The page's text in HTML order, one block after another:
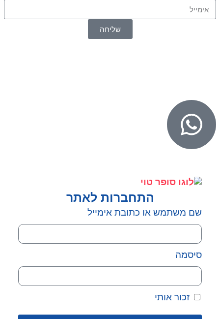
שליחה
התחברות לאתר
שם משתמש או כתובת אימייל
סיסמה
זכור אותי